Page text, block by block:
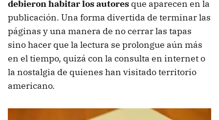
debieron habitar los autores que aparecen en la
publicación. Una forma divertida de terminar las
páginas y una manera de no cerrar las tapas
sino hacer que la lectura se prolongue aún más
en el tiempo, quizá con la consulta en internet o
la nostalgia de quienes han visitado territorio
americano.